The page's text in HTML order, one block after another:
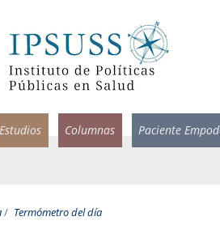
Estudios Columnas Paciente
/ Termómetro del día